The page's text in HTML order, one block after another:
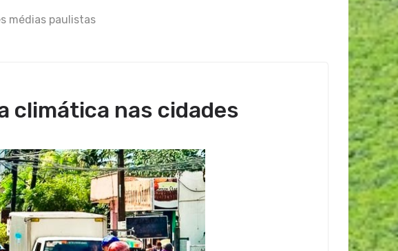
médias paulistas
climática nas cidades